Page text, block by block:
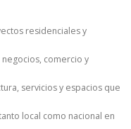
residenciales y
comercio y
servicios y espacios que
local como nacional en